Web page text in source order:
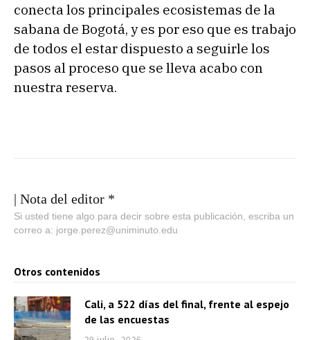
conecta los principales ecosistemas de la
sabana de Bogotá, y es por eso que es trabajo
de todos el estar dispuesto a seguirle los
pasos al proceso que se lleva acabo con
nuestra reserva.
| Nota del editor *
Si usted tiene algo para decir sobre esta publicación, escriba un
correo a: jorge.perez@uniminuto.edu
Otros contenidos
Cali, a 522 días del final, frente al espejo
de las encuestas